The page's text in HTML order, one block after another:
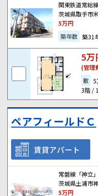
関東鉄道常総
茨城県取手市
5万円
築年数 築31
5万
(管理
敷 5
3階 /
ペアフィールドＣ
賃貸アパート
常磐線「神立
茨城県土浦市
5万円